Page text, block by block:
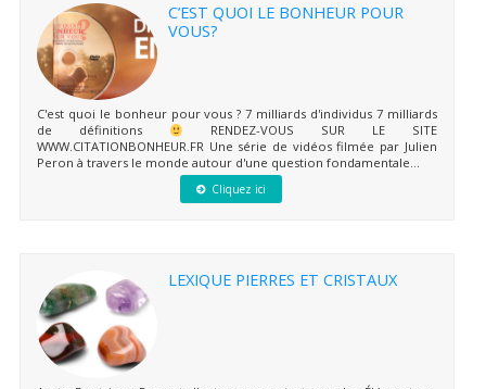
C’EST QUOI LE BONHEUR POUR
VOUS?
C'est quoi le bonheur pour vous ? 7 milliards d'individus 7 milliards
de définitions
RENDEZ-VOUS SUR LE SITE
WWW.CITATIONBONHEUR.FR Une série de vidéos filmée par Julien
Peron à travers le monde autour d'une question fondamentale...
Cliquez ici
LEXIQUE PIERRES ET CRISTAUX